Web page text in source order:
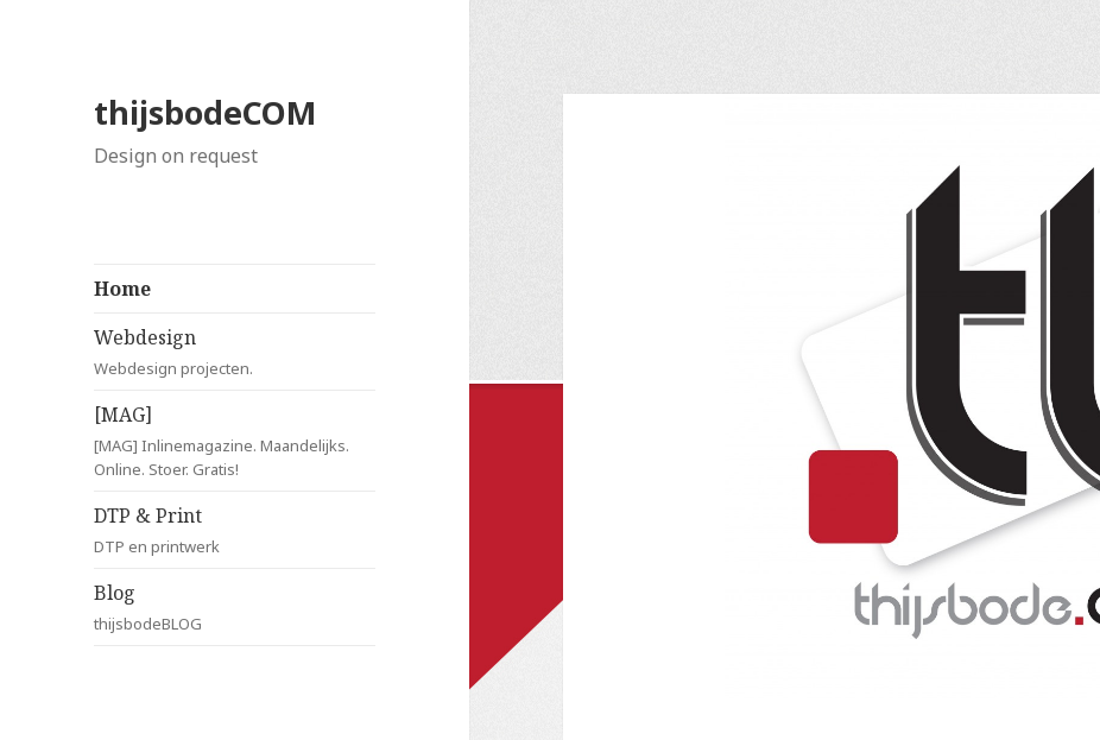
thijsbodeCOM
Design on request
Home
Webdesign
Webdesign projecten.
[MAG]
[MAG] Inlinemagazine. Maandelijks.
Online. Stoer. Gratis!
DTP & Print
DTP en printwerk
Blog
thijsbodeBLOG